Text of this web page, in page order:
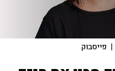
| פייסבוק